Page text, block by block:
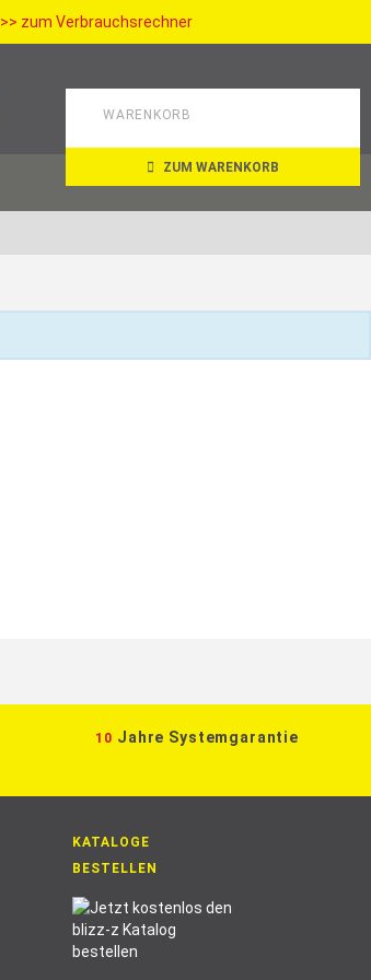
>> zum Verbrauchsrechner
WARENKORB
ZUM WARENKORB
10 Jahre Systemgarantie
KATALOGE
BESTELLEN